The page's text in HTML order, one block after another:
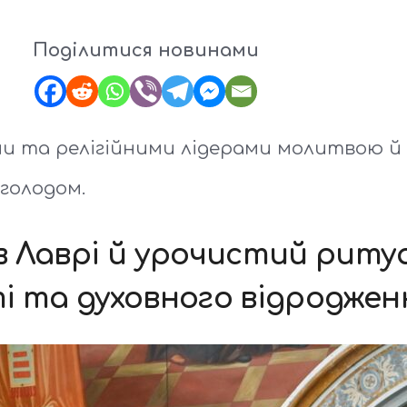
Поділитися новинами
релігійними лідерами молитвою й
й урочистий
духовного